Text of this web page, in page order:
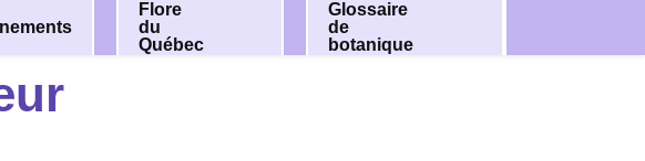
Flore
du
Québec
Glossaire
de
botanique